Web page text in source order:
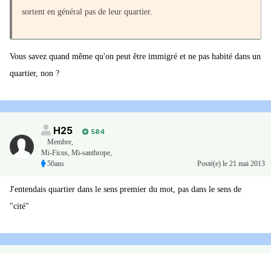
sortent en général pas de leur quartier.
Vous savez quand même qu'on peut être immigré et ne pas habité dans un
quartier, non ?
H25
584
Membre
Mi-Ficus, Mi-santhrope,
50ans
Posté(e) le 21 mai 2013
J'entendais quartier dans le sens premier du mot, pas dans le sens de
"cité"